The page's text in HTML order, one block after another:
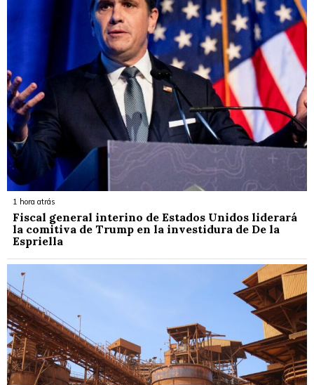
1 hora atrás
Fiscal general interino de Estados Unidos liderará
la comitiva de Trump en la investidura de De la
Espriella